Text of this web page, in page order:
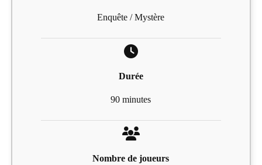
Enquête / Mystère
Durée
90 minutes
Nombre de joueurs